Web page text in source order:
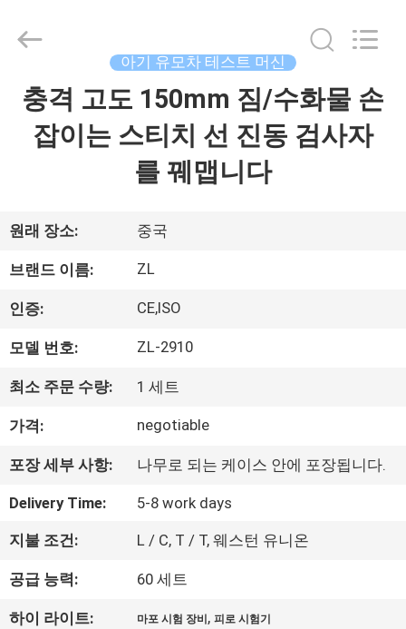
집
동
영
상
우
리
에
대
하
여
Dongguan
Zhongli
Rights
Reserved.
아기 유모차 테스트 머신
충격 고도 150mm 짐/수화물 손
잡이는 스티치 선 진동 검사자
를 꿰맵니다
원래 장소: 중국
브랜드 이름: ZL
인증: CE,ISO
모델 번호: ZL-2910
최소 주문 수량: 1 세트
가격: negotiable
포장 세부 사항: 나무로 되는 케이스 안에 포장됩니다.
Delivery Time: 5-8 work days
지불 조건: L / C, T / T, 웨스턴 유니온
공급 능력: 60 세트
하이 라이트: 마포 시험 장비 ,피로 시험기